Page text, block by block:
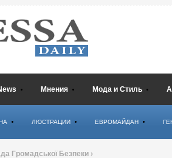
Мнения Мода и Стиль
ЛЮСТРАЦИИ ЕВРОМАЙДАН
Громадської Безпеки ›